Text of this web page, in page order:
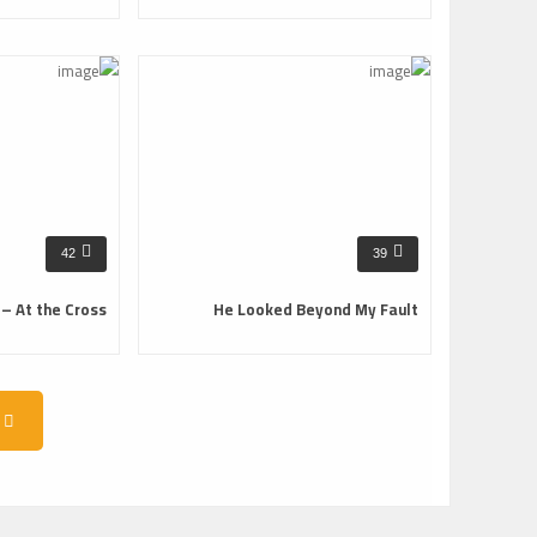
39
He Looked Beyond My Fault
42
At the Cross – ترنيمة في الصليب